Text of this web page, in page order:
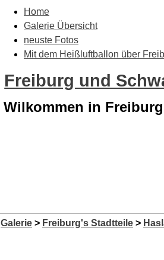
Home
Galerie Übersicht
neuste Fotos
Mit dem Heißluftballon über
Freiburg und
Wilkommen in
Galerie > Freiburg's Stadtteile >